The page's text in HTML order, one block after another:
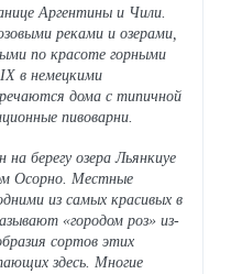
Аргентины и Чили.
реками и озерами,
по красоте горными
в немецкими
дома с типичной
пивоварни.
берегу озера Льянкиуе
Осорно. Местные
из самых красивых в
«городом роз» из-
сортов этих
здесь. Многие